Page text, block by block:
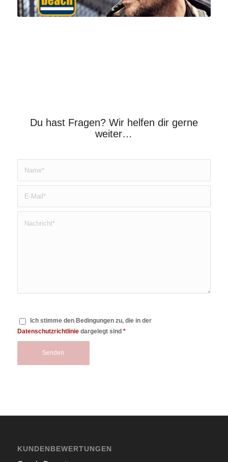
Du hast Fragen? Wir helfen dir gerne
weiter…
Ich stimme den Bedingungen zu, die in der
Datenschutzrichtliniedargelegt sind *
KUNDENBEWERTUNGEN